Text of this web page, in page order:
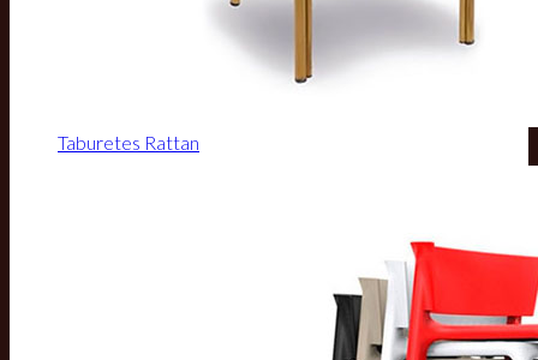
Taburetes Rattan